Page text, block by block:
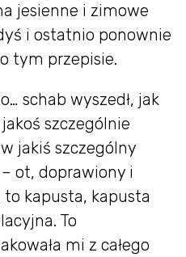
jesienne i zimowe
i ostatnio ponownie
tym przepisie.
schab wyszedł, jak
szczególnie
jakiś szczególny
ot, doprawiony i
kapusta, kapusta
To
mi z całego